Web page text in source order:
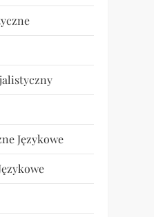
Językowe